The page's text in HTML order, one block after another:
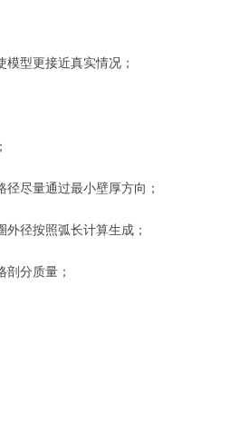
型更接近真实情况；
尽量通过最小壁厚方向；
径按照弧长计算生成；
分质量；